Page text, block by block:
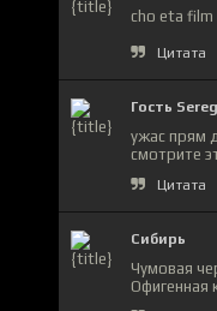
cho eta film
Цитата
Гость
ужас прям
смотрите
Цитата
Сибирь
Чумовая
Офигенная